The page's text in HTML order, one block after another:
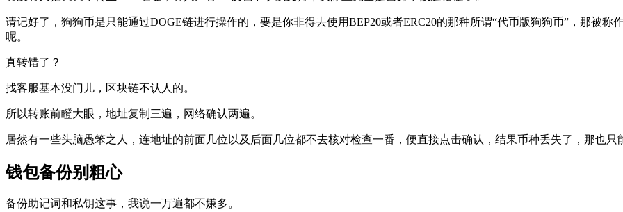
请记好了，狗狗币是只能通过DOGE链进行操作的，要是你非得去使用BEP20或者ERC20的那种所谓“代币版狗狗币”，那被称
呢。
真转错了？
找客服基本没门儿，区块链不认人的。
所以转账前瞪大眼，地址复制三遍，网络确认两遍。
居然有一些头脑愚笨之人，连地址的前面几位以及后面几位都不去核对检查一番，便直接点击确认，结果币种丢失了，那也只
钱包备份别粗心
备份助记词和私钥这事，我说一万遍都不嫌多。